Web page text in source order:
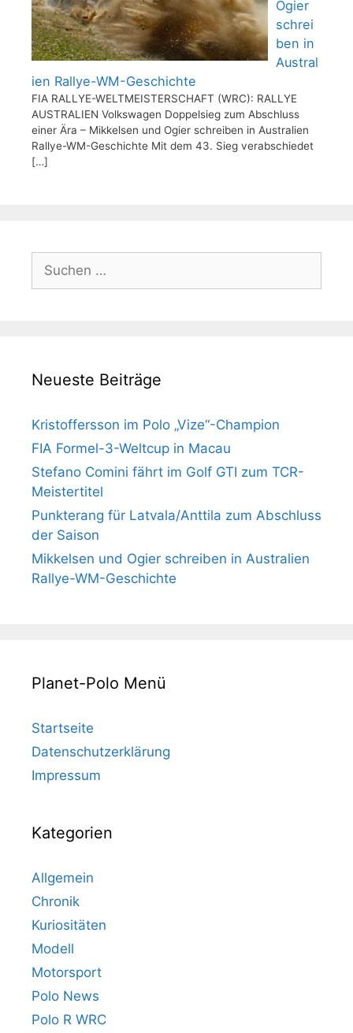
Ogier
schrei
ben in
Austral
ien Rallye-WM-Geschichte
FIA RALLYE-WELTMEISTERSCHAFT (WRC): RALLYE
AUSTRALIEN Volkswagen Doppelsieg zum Abschluss
einer Ära – Mikkelsen und Ogier schreiben in Australien
Rallye-WM-Geschichte Mit dem 43. Sieg verabschiedet
[…]
nach:
Neueste Beiträge
Kristoffersson im Polo „Vize“-Champion
FIA Formel-3-Weltcup in Macau
Stefano Comini fährt im Golf GTI zum TCR-
Meistertitel
Punkterang für Latvala/Anttila zum Abschluss
der Saison
Mikkelsen und Ogier schreiben in Australien
Rallye-WM-Geschichte
Planet-Polo Menü
Startseite
Datenschutzerklärung
Impressum
Kategorien
Allgemein
Chronik
Kuriositäten
Modell
Motorsport
Polo News
Polo R WRC